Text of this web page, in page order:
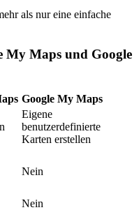
als nur eine einfache
My Maps und Google
Google My Maps
Eigene
benutzerdefinierte
Karten erstellen
Nein
Nein